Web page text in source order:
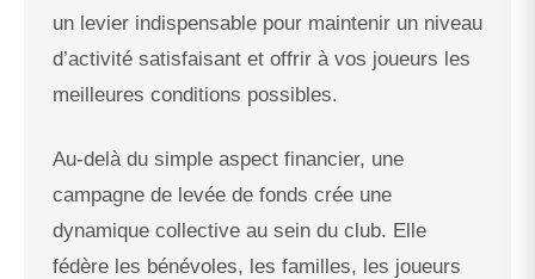
un levier indispensable pour maintenir un niveau
d’activité satisfaisant et offrir à vos joueurs les
meilleures conditions possibles.
Au-delà du simple aspect financier, une
campagne de levée de fonds crée une
dynamique collective au sein du club. Elle
fédère les bénévoles, les familles, les joueurs